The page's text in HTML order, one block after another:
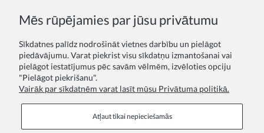
Jūsu atsauksme:
Sūtīt
Mēs rūpējamies par jūsu privātumu
Sīkdatnes palīdz nodrošināt vietnes darbību un pielāgot
piedāvājumu. Varat piekrist visu sīkdatņu izmantošanai vai
pielāgot iestatījumus pēc savām vēlmēm, izvēloties opciju
"Pielāgot piekrišanu".
Vairāk par sīkdatnēm varat lasīt mūsu Privātuma politikā.
Atļaut tikai nepieciešamās